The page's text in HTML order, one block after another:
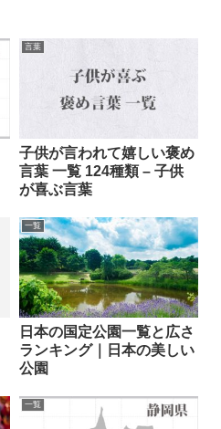
言葉
子供が言われて嬉しい褒め
言葉 一覧 124種類 – 子供
が喜ぶ言葉
一覧
日本の国定公園一覧と広さ
ランキング｜日本の美しい
公園
一覧